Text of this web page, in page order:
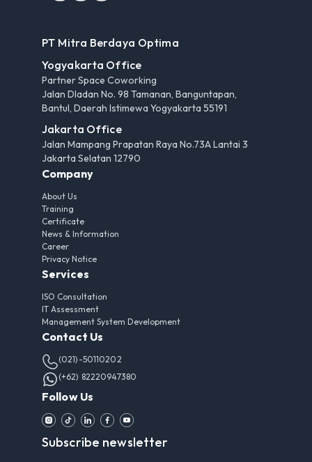
PT Mitra Berdaya Optima
Yogyakarta Office
Partner Space Coworking
Jalan Dladan No. 98 Tamanan, Banguntapan,
Bantul, Daerah Istimewa Yogyakarta 55191
Jakarta Office
Jalan Mampang Prapatan Raya No.73A Lantai 3
Jakarta Selatan 12790
Company
About Us
Training
Certificate
News & Information
Career
Privacy Notice
Services
ISO Consultation
IT Assessment
Management System Development
Contact Us
(021)-50110202
(+62) 82220947380
Follow Us
Subscribe newsletter